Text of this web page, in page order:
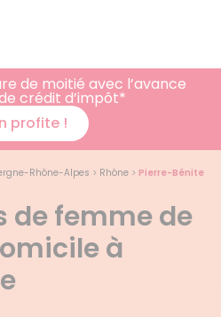
de moitié avec l’avance
crédit d’impôt*
profite !
Rhône-Alpes > Rhône > Pierre-Bénite
de femme de
à